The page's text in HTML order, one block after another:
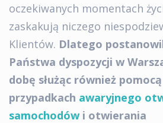
oczekiwanych momentach
zaskakują niczego
Klientów. Dlatego
Państwa dyspozycji w
dobę służąc również
przypadkach awaryjnego
samochodów i otwierania